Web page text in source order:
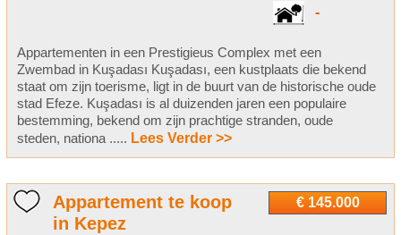
-
Appartementen in een Prestigieus Complex met een
Zwembad in Kuşadası Kuşadası, een kustplaats die bekend
staat om zijn toerisme, ligt in de buurt van de historische oude
stad Efeze. Kuşadası is al duizenden jaren een populaire
bestemming, bekend om zijn prachtige stranden, oude
steden, nationa ..... Lees Verder >>
€ 145.000
Appartement te koop
in Kepez